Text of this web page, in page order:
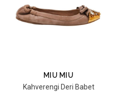
MIU MIU
Kahverengi Deri Babet